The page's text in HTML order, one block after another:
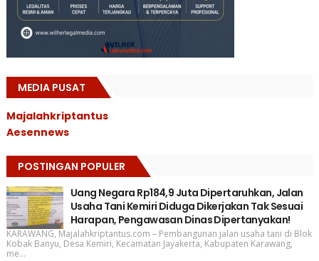
MEDIA PUSAT
Majalahkriptantus
Aesennews
POSTINGAN POPULER
Uang Negara Rp184,9 Juta Dipertaruhkan, Jalan
Usaha Tani Kemiri Diduga Dikerjakan Tak Sesuai
Harapan, Pengawasan Dinas Dipertanyakan!
KARAWANG, Majalahkriptantus.com – Pembangunan jalan usaha tani di Blok
Kobak Banyu, Desa Kemiri, Kecamatan Jayakerta, Kabupaten Karawang,
me...